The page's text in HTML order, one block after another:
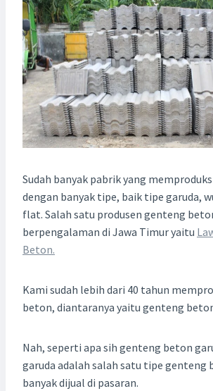
Sudah banyak pabrik yang
dengan banyak tipe, baik tipe garuda,
flat. Salah satu produsen genteng
berpengalaman di Jawa Timur yaitu
Beton.
Kami sudah lebih dari 40 tahun
beton, diantaranya yaitu genteng
Nah, seperti apa sih genteng beton
garuda adalah salah satu tipe genteng
banyak dijual di pasaran.